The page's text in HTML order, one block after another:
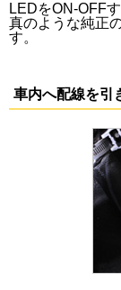
LEDをON-OFF
真のような純正
す。
車内へ配線を引